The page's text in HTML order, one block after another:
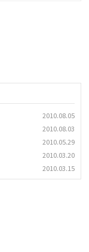
2010.08.05
2010.08.03
2010.05.29
2010.03.20
2010.03.15